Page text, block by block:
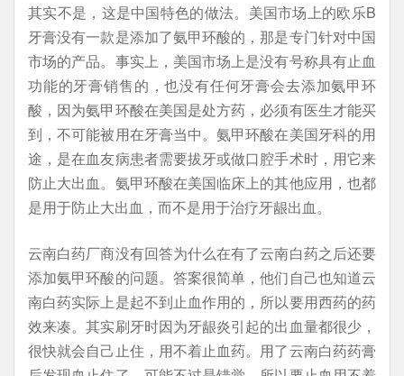
其实不是，这是中国特色的做法。美国市场上的欧乐B
牙膏没有一款是添加了氨甲环酸的，那是专门针对中国
市场的产品。事实上，美国市场上是没有号称具有止血
功能的牙膏销售的，也没有任何牙膏会去添加氨甲环
酸，因为氨甲环酸在美国是处方药，必须有医生才能买
到，不可能被用在牙膏当中。氨甲环酸在美国牙科的用
途，是在血友病患者需要拔牙或做口腔手术时，用它来
防止大出血。氨甲环酸在美国临床上的其他应用，也都
是用于防止大出血，而不是用于治疗牙龈出血。
云南白药厂商没有回答为什么在有了云南白药之后还要
添加氨甲环酸的问题。答案很简单，他们自己也知道云
南白药实际上是起不到止血作用的，所以要用西药的药
效来凑。其实刷牙时因为牙龈炎引起的出血量都很少，
很快就会自己止住，用不着止血药。用了云南白药药膏